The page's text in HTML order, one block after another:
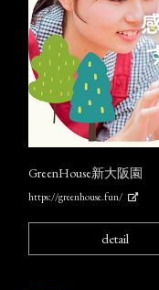
GreenHouse新大阪園
https://greenhouse.fun/
detail